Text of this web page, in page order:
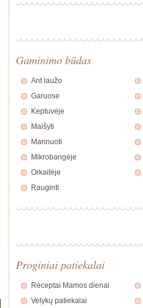
Gaminimo būdas
Ant laužo
Garuose
Keptuvėje
Maišyti
Marinuoti
Mikrobangėje
Orkaitėje
Rauginti
Proginiai patiekalai
Receptai Mamos dienai
Velykų patiekalai